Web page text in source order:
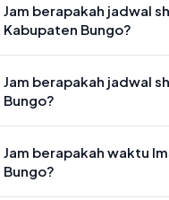
Jam berapakah jadwal
Kabupaten Bungo?
Jam berapakah jadwal
Bungo?
Jam berapakah waktu
Bungo?